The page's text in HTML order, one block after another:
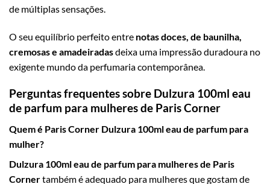
de múltiplas sensações.
O seu equilíbrio perfeito entre notas doces, de baunilha,
cremosas e amadeiradasdeixa uma impressão duradoura no
exigente mundo da perfumaria contemporânea.
Perguntas frequentes sobre Dulzura 100ml eau
de parfum para mulheres de Paris Corner
Quem é Paris Corner Dulzura 100ml eau de parfum para
mulher?
Dulzura 100ml eau de parfum para mulheres de Paris
Cornertambém é adequado para mulheres que gostam de